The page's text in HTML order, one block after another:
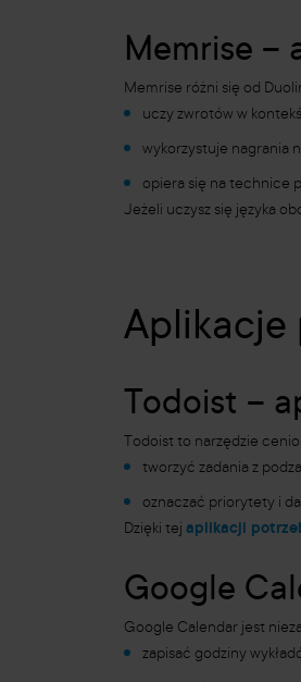
Memrise –
Memrise różni się od
uczy zwrotów w
wykorzystuje nagrania
opiera się na technice
Jeżeli uczysz się języka
Aplikacje
Todoist –
Todoist to narzędzie
tworzyć zadania z
oznaczać priorytety i
Dzięki tej aplikacji
Google
Google Calendar jest
zapisać godziny